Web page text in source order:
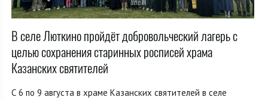
В селе Люткино пройдёт добровольческий лагерь с
целью сохранения старинных росписей храма
Казанских святителей
С 6 по 9 августа в храме Казанских святителей в селе